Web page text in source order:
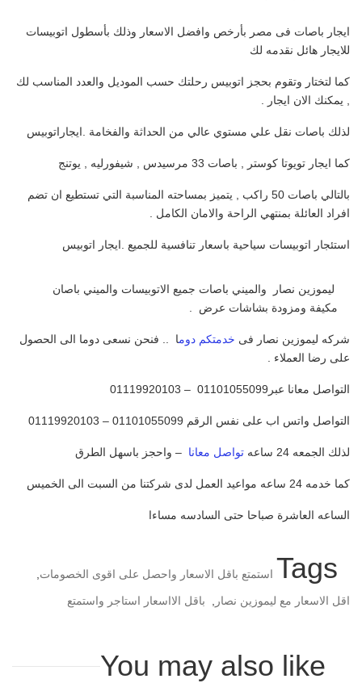
ايجار باصات فى مصر بأرخص وافضل الاسعار وذلك بأسطول اتوبيسات
للايجار هائل نقدمه لك
كما لتختار وتقوم بحجز اتوبيس رحلتك حسب الموديل والعدد المناسب لك
, يمكنك الان ايجار .
لذلك باصات نقل علي مستوي عالي من الحداثة والفخامة .ايجاراتوبيس
كما ايجار تويوتا كوستر , باصات 33 مرسيدس , شيفورليه , يوتنج
بالتالي باصات 50 راكب , يتميز بمساحته المناسبة التي تستطيع ان تضم
افراد العائلة بمنتهي الراحة والامان الكامل .
استئجار اتوبيسات سياحية باسعار تنافسية للجميع .ايجار اتوبيس
ليموزين نصار والميني باصات جميع الاتوبيسات والميني باصان
مكيفة ومزودة بشاشات عرض .
شركه ليموزين نصار فى خدمتكم دوما .. فنحن نسعى دوما الى الحصول
على رضا العملاء .
التواصل معانا عبر 01101055099 – 01119920103
التواصل واتس اب على نفس الرقم 01101055099 – 01119920103
لذلك الجمعه 24 ساعه تواصل معانا – واحجز باسهل الطرق
كما خدمه 24 ساعه مواعيد العمل لدى شركتنا من السبت الى الخميس
الساعه العاشرة صباحا حتى السادسه مساءا
Tags استمتع باقل الاسعار واحصل على اقوى الخصومات
اقل الاسعار مع ليموزين نصار باقل الااسعار استاجر واستمتع
You may also like